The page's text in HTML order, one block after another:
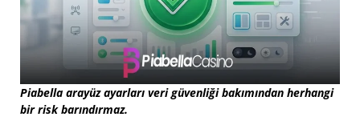
Piabella arayüz ayarları veri güvenliği bakımından herhangi
bir risk barındırmaz.